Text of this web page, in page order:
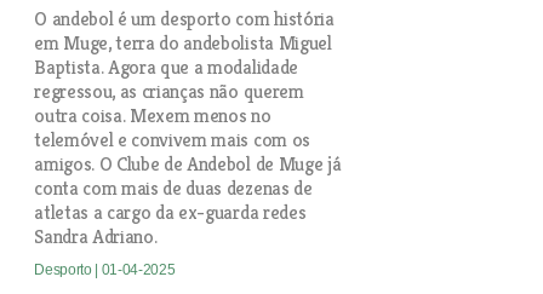
O andebol é um desporto com história
em Muge, terra do andebolista Miguel
Baptista. Agora que a modalidade
regressou, as crianças não querem
outra coisa. Mexem menos no
telemóvel e convivem mais com os
amigos. O Clube de Andebol de Muge já
conta com mais de duas dezenas de
atletas a cargo da ex-guarda redes
Sandra Adriano.
Desporto | 01-04-2025